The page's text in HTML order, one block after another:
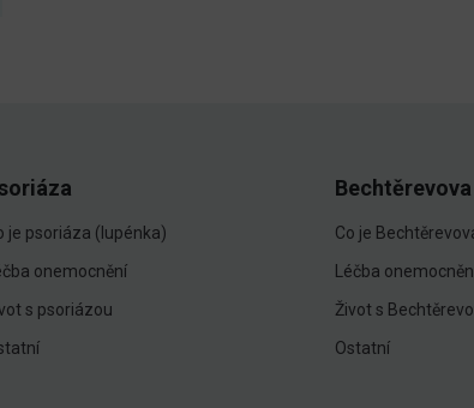
je psoriáza (lupénka)
onemocnění
s psoriázou
Co je
Léčba
Život s
Ostatní